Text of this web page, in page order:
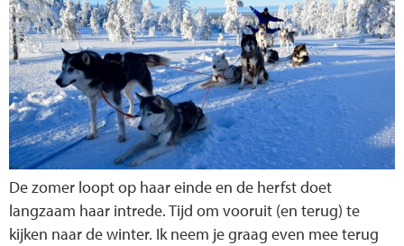
De zomer loopt op haar einde en de herfst doet
langzaam haar intrede. Tijd om vooruit (en terug) te
kijken naar de winter. Ik neem je graag even mee terug